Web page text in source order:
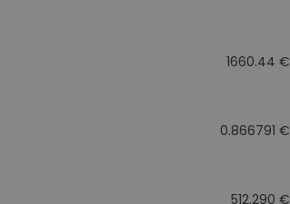
1660.44 €
0.866791 €
512.290 €